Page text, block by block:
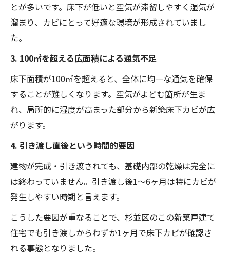
とが多いです。床下が低いと空気が滞留しやすく湿気が
溜まり、カビにとって好適な環境が形成されていまし
た。
3. 100㎡を超える広面積による通気不足
床下面積が100㎡を超えると、全体に均一な通気を確保
することが難しくなります。空気がよどむ箇所が生ま
れ、局所的に湿度が高まった部分から新築床下カビが広
がります。
4. 引き渡し直後という時間的要因
建物が完成・引き渡されても、基礎内部の乾燥は完全に
は終わっていません。引き渡し後1〜6ヶ月は特にカビが
発生しやすい時期と言えます。
こうした要因が重なることで、杉並区のこの新築戸建て
住宅でも引き渡しからわずか1ヶ月で床下カビが確認さ
れる事態となりました。